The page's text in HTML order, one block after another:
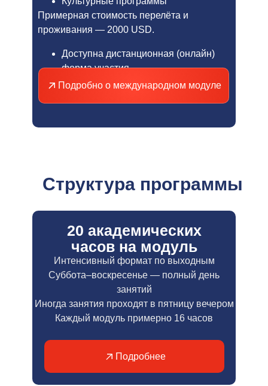
Примерная стоимость перелёта и
проживания — 2000 USD.
Доступна дистанционная (онлайн)
форма участия.
Подробно о международном модуле
Интенсивный формат по выходным
Суббота–воскресенье — полный день
занятий
Иногда занятия проходят в пятницу вечером
Каждый модуль примерно 16 часов
Подробнее
20 академических
часов на модуль
Структура программы